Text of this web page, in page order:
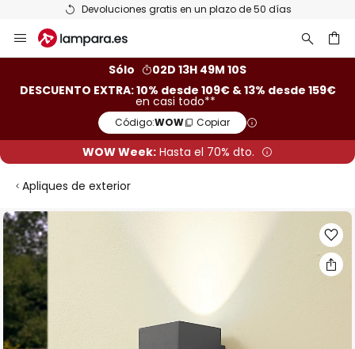
Devoluciones gratis en un plazo de 50 días
al
Sólo
02D 13H 49M 09S
DESCUENTO EXTRA: 10% desde 109€ & 13% desde 159€
en casi todo**
Código:WOW Copiar
WOW Week: Hasta el 70% dto.
Apliques de exterior
Saltar
al
final
de
la
galería
de